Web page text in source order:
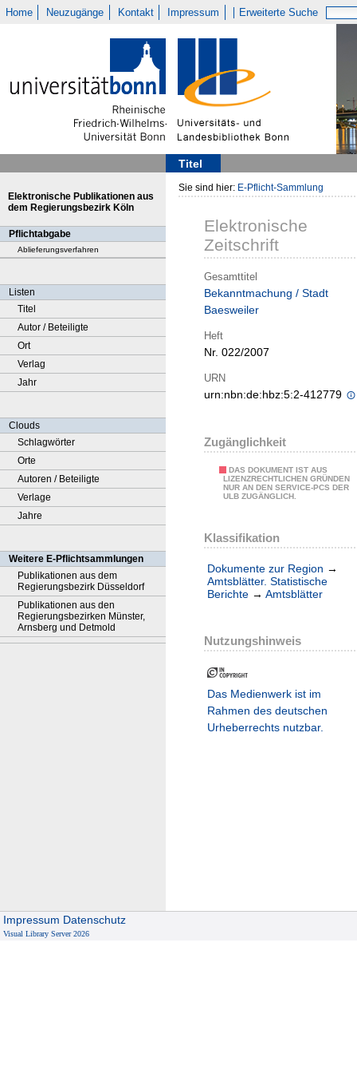
Home Neuzugänge Kontakt Impressum Erweiterte Suche
Titel
Elektronische Publikationen aus
dem Regierungsbezirk Köln
Pflichtabgabe
Ablieferungsverfahren
Listen
Titel
Autor / Beteiligte
Ort
Verlag
Jahr
Clouds
Schlagwörter
Orte
Autoren / Beteiligte
Verlage
Jahre
Weitere E-Pflichtsammlungen
Publikationen aus dem
Regierungsbezirk Düsseldorf
Publikationen aus den
Regierungsbezirken Münster,
Arnsberg und Detmold
Sie sind hier: E-Pflicht-Sammlung
Elektronische
Zeitschrift
Gesamttitel
Bekanntmachung / Stadt
Baesweiler
Heft
Nr. 022/2007
URN
urn:nbn:de:hbz:5:2-412779
Zugänglichkeit
DAS DOKUMENT IST AUS
LIZENZRECHTLICHEN GRÜNDEN
NUR AN DEN SERVICE-PCS DER
ULB ZUGÄNGLICH.
Klassifikation
Dokumente zur Region →
Amtsblätter. Statistische
Berichte → Amtsblätter
Nutzungshinweis
Das Medienwerk ist im
Rahmen des deutschen
Urheberrechts nutzbar.
Impressum Datenschutz
Visual Library Server 2026